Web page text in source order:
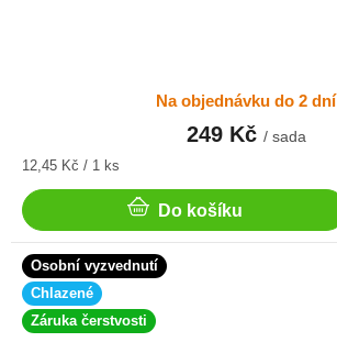
Na objednávku do 2 dní
249 Kč / sada
Měrná
12,45 Kč / 1 ks
Do košíku
Osobní vyzvednutí
Chlazené
Záruka čerstvosti